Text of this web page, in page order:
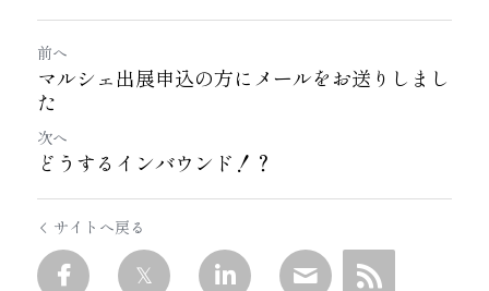
前へ
マルシェ出展申込の方にメールをお送りしまし
た
次へ
どうするインバウンド！？
サイトへ戻る